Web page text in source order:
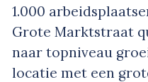
1.000
Grote Marktstraat
naar topniveau
locatie met een